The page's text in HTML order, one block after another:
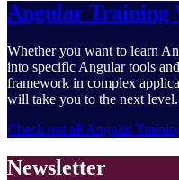
Angular Training
Whether you want to learn
into specific Angular tools
framework in complex
will take you to the next level.
Check out all Angular
Newsletter